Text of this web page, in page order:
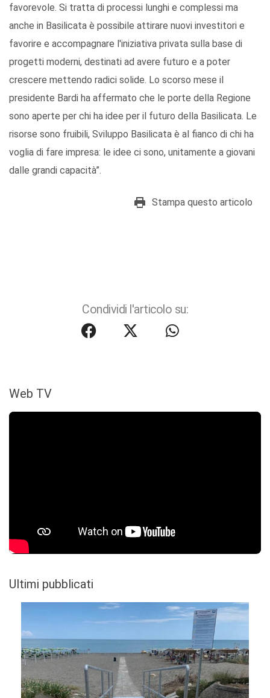
favorevole. Si tratta di processi lunghi e complessi ma
anche in Basilicata è possibile attirare nuovi investitori e
favorire e accompagnare l'iniziativa privata sulla base di
progetti moderni, destinati ad avere futuro e a poter
crescere mettendo radici solide. Lo scorso mese il
presidente Bardi ha affermato che le porte della Regione
sono aperte per chi ha idee per il futuro della Basilicata. Le
risorse sono fruibili, Sviluppo Basilicata è al fianco di chi ha
voglia di fare impresa: le idee ci sono, unitamente a giovani
dalle grandi capacità”.
Stampa questo articolo
Condividi l'articolo su:
Web TV
Ultimi pubblicati